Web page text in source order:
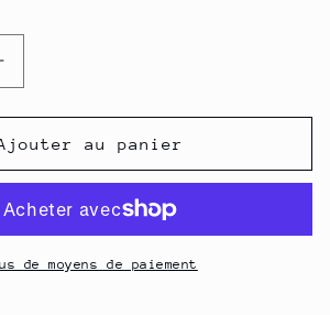
parfumer
au panier
de moyens de paiement